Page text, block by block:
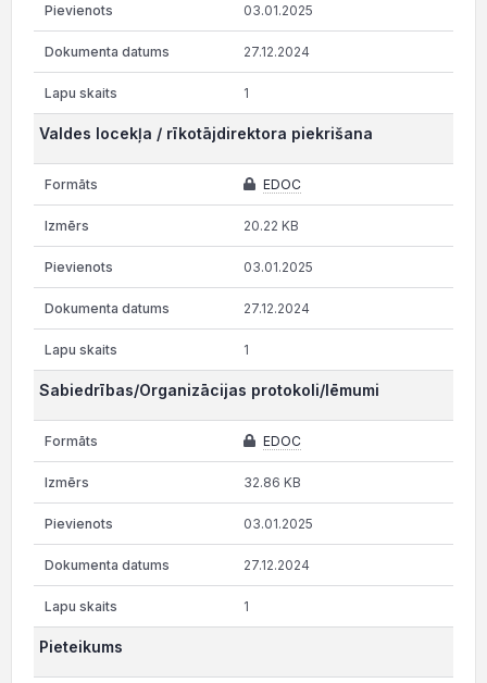
03.01.2025
27.12.2024
1
Valdes locekļa / rīkotājdirektora piekrišana
EDOC
20.22 KB
03.01.2025
27.12.2024
1
Sabiedrības/Organizācijas protokoli/lēmumi
EDOC
32.86 KB
03.01.2025
27.12.2024
1
Pieteikums